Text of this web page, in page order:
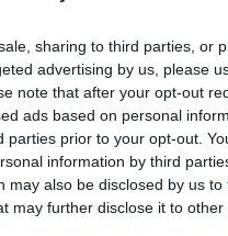
sharing to third parties, or
advertising by us, please
note that after your opt-out
ads based on personal
parties prior to your opt-out.
information by third
may also be disclosed by us
may further disclose it to other
πάντα στο
.
και μάθετε πρώτοι